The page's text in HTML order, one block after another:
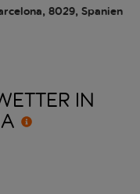
8029, Spanien
IN